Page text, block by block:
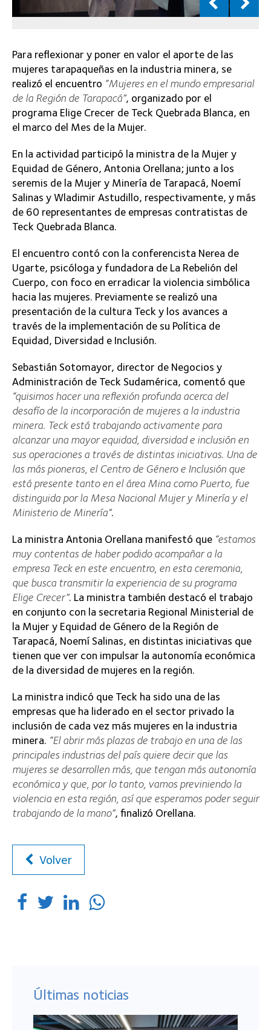
Para reflexionar y poner en valor el aporte de las
mujeres tarapaqueñas en la industria minera, se
realizó el encuentro “Mujeres en el mundo empresarial
de la Región de Tarapacá”, organizado por el
programa Elige Crecer de Teck Quebrada Blanca, en
el marco del Mes de la Mujer.
En la actividad participó la ministra de la Mujer y
Equidad de Género, Antonia Orellana; junto a los
seremis de la Mujer y Minería de Tarapacá, Noemí
Salinas y Wladimir Astudillo, respectivamente, y más
de 60 representantes de empresas contratistas de
Teck Quebrada Blanca.
El encuentro contó con la conferencista Nerea de
Ugarte, psicóloga y fundadora de La Rebelión del
Cuerpo, con foco en erradicar la violencia simbólica
hacia las mujeres. Previamente se realizó una
presentación de la cultura Teck y los avances a
través de la implementación de su Política de
Equidad, Diversidad e Inclusión.
Sebastián Sotomayor, director de Negocios y
Administración de Teck Sudamérica, comentó que
“quisimos hacer una reflexión profunda acerca del
desafío de la incorporación de mujeres a la industria
minera. Teck está trabajando activamente para
alcanzar una mayor equidad, diversidad e inclusión en
sus operaciones a través de distintas iniciativas. Una de
las más pioneras, el Centro de Género e Inclusión que
está presente tanto en el área Mina como Puerto, fue
distinguida por la Mesa Nacional Mujer y Minería y el
Ministerio de Minería”.
La ministra Antonia Orellana manifestó que “estamos
muy contentas de haber podido acompañar a la
empresa Teck en este encuentro, en esta ceremonia,
que busca transmitir la experiencia de su programa
Elige Crecer”. La ministra también destacó el trabajo
en conjunto con la secretaria Regional Ministerial de
la Mujer y Equidad de Género de la Región de
Tarapacá, Noemí Salinas, en distintas iniciativas que
tienen que ver con impulsar la autonomía económica
de la diversidad de mujeres en la región.
La ministra indicó que Teck ha sido una de las
empresas que ha liderado en el sector privado la
inclusión de cada vez más mujeres en la industria
minera. “El abrir más plazas de trabajo en una de las
principales industrias del país quiere decir que las
mujeres se desarrollen más, que tengan más autonomía
económica y que, por lo tanto, vamos previniendo la
violencia en esta región, así que esperamos poder seguir
trabajando de la mano”, finalizó Orellana.
Volver
Últimas noticias